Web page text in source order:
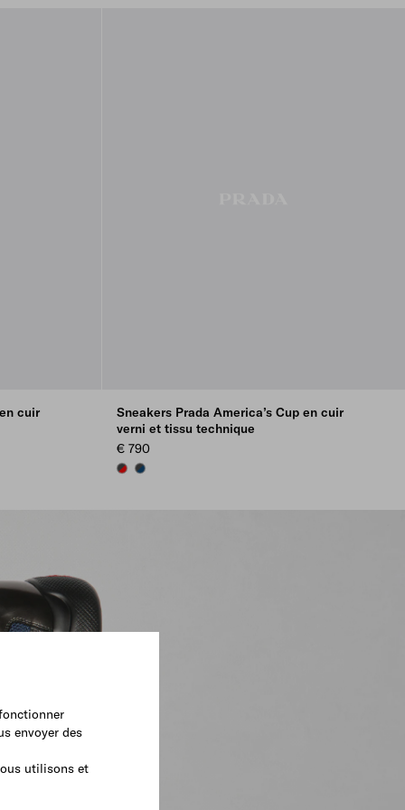
envoyer des
utilisons et
cuir
Sneakers Prada America’s Cup en cuir
verni et tissu technique
€ 790
RED/ANTHRACITE
SAPPHIRE/ANTHRACITE